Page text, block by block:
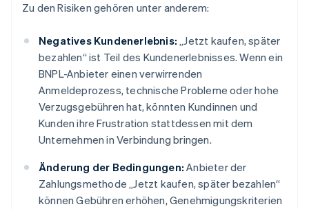
Zu den Risiken gehören unter anderem:
Negatives Kundenerlebnis: „Jetzt kaufen, später
bezahlen“ ist Teil des Kundenerlebnisses. Wenn ein
BNPL-Anbieter einen verwirrenden
Anmeldeprozess, technische Probleme oder hohe
Verzugsgebühren hat, könnten Kundinnen und
Kunden ihre Frustration stattdessen mit dem
Unternehmen in Verbindung bringen.
Änderung der Bedingungen: Anbieter der
Zahlungsmethode „Jetzt kaufen, später bezahlen“
können Gebühren erhöhen, Genehmigungskriterien